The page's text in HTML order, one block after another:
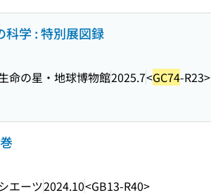
科学 : 特別展図録
命の星・地球博物館2025.7<GC74-R23>
エーツ2024.10<GB13-R40>